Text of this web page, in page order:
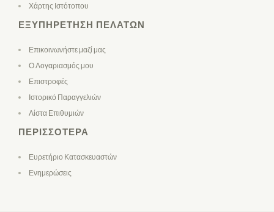
Χάρτης Ιστότοπου
ΕΞΥΠΗΡΈΤΗΣΗ ΠΕΛΑΤΏΝ
Επικοινωνήστε μαζί μας
Ο Λογαριασμός μου
Επιστροφές
Ιστορικό Παραγγελιών
Λίστα Επιθυμιών
ΠΕΡΙΣΣΌΤΕΡΑ
Ευρετήριο Κατασκευαστών
Ενημερώσεις